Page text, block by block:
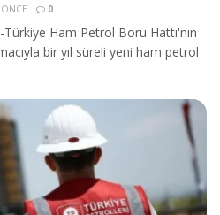
0
Ham Petrol Boru Hattı'nın
bir yıl süreli yeni ham petrol